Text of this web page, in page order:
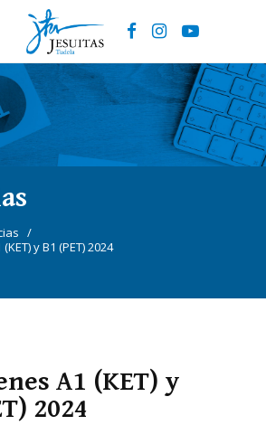
/
y B1 (PET) 2024
A1 (KET) y
2024